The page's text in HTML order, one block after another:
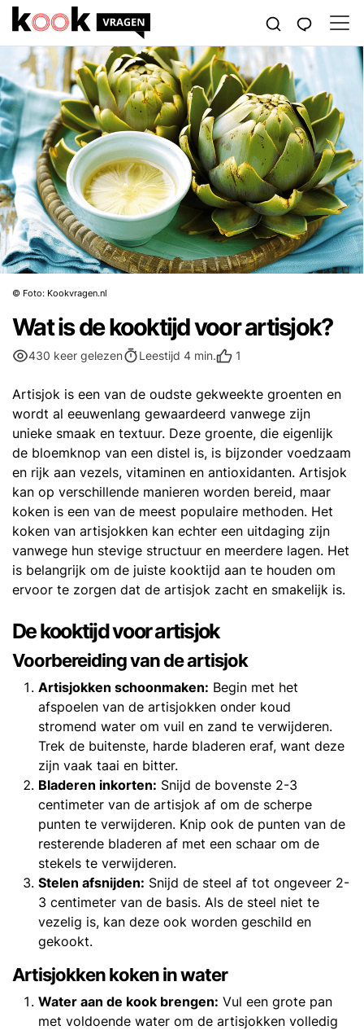
© Foto: Kookvragen.nl
Wat is de kooktijd voor artisjok?
430 keer gelezen Leestijd 4 min. 1
Artisjok is een van de oudste gekweekte groenten en
wordt al eeuwenlang gewaardeerd vanwege zijn
unieke smaak en textuur. Deze groente, die eigenlijk
de bloemknop van een distel is, is bijzonder voedzaam
en rijk aan vezels, vitaminen en antioxidanten. Artisjok
kan op verschillende manieren worden bereid, maar
koken is een van de meest populaire methoden. Het
koken van artisjokken kan echter een uitdaging zijn
vanwege hun stevige structuur en meerdere lagen. Het
is belangrijk om de juiste kooktijd aan te houden om
ervoor te zorgen dat de artisjok zacht en smakelijk is.
De kooktijd voor artisjok
Voorbereiding van de artisjok
Artisjokken schoonmaken: Begin met het
afspoelen van de artisjokken onder koud
stromend water om vuil en zand te verwijderen.
Trek de buitenste, harde bladeren eraf, want deze
zijn vaak taai en bitter.
Bladeren inkorten: Snijd de bovenste 2-3
centimeter van de artisjok af om de scherpe
punten te verwijderen. Knip ook de punten van de
resterende bladeren af met een schaar om de
stekels te verwijderen.
Stelen afsnijden: Snijd de steel af tot ongeveer 2-
3 centimeter van de basis. Als de steel niet te
vezelig is, kan deze ook worden geschild en
gekookt.
Artisjokken koken in water
Water aan de kook brengen: Vul een grote pan
met voldoende water om de artisjokken volledig